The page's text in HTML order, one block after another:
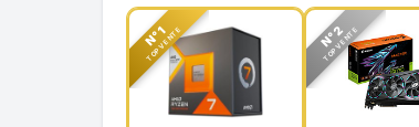
N°1
TOP VENTE N°2
TOP VENTE